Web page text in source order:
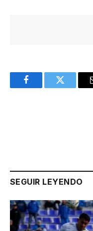
FacebookTwitter
SEGUIR LEYENDO